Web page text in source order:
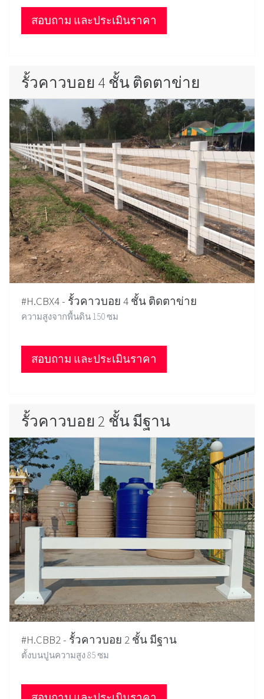
สอบถาม และประเมินราคา
รั้วคาวบอย 4 ชั้น ติดตาข่าย
#H.CBX4 - รั้วคาวบอย 4 ชั้น ติดตาข่าย
ความสูงจากพื้นดิน 150 ซม
สอบถาม และประเมินราคา
รั้วคาวบอย 2 ชั้น มีฐาน
#H.CBB2 - รั้วคาวบอย 2 ชั้น มีฐาน
ตั้งบนปูนความสูง 85 ซม